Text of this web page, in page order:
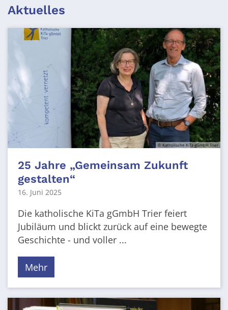
Aktuelles
© Katholische KiTa gGmbH Trier
25 Jahre „Gemeinsam Zukunft
gestalten“
16. Juni 2025
Die katholische KiTa gGmbH Trier feiert
Jubiläum und blickt zurück auf eine bewegte
Geschichte - und voller ...
Mehr